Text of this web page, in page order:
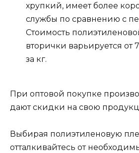
хрупкий, имеет более
службы по сравнению с
Стоимость
вторички варьируется от
за кг.
При оптовой покупке
дают скидки на свою
Выбирая полиэтиленовую
отталкивайтесь от